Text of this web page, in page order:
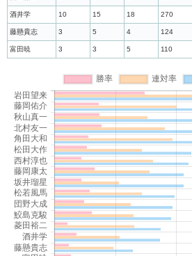
酒井学 10 15 18 270
藤懸貴志 3 5 4 124
富田暁 3 3 5 110